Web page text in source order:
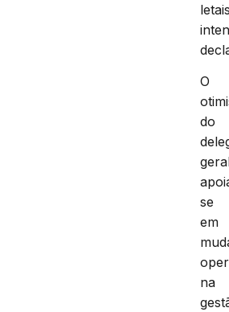
O
do
se
em
na